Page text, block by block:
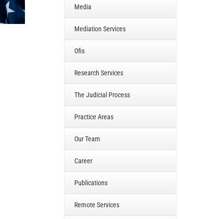
Media
Mediation Services
Ofis
Research Services
The Judicial Process
Practice Areas
Our Team
Career
Publications
Remote Services